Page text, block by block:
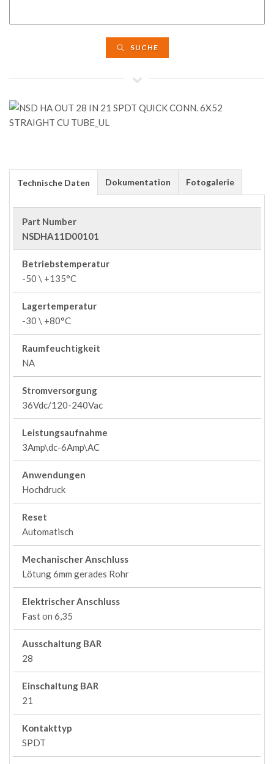
SUCHE
Technische Daten Dokumentation Fotogalerie
Part Number
NSDHA11D00101
Betriebstemperatur
-50 \ +135°C
Lagertemperatur
-30 \ +80°C
Raumfeuchtigkeit
NA
Stromversorgung
36Vdc/120-240Vac
Leistungsaufnahme
3Amp\dc-6Amp\AC
Anwendungen
Hochdruck
Reset
Automatisch
Mechanischer Anschluss
Lötung 6mm gerades Rohr
Elektrischer Anschluss
Fast on 6,35
Ausschaltung BAR
28
Einschaltung BAR
21
Kontakttyp
SPDT